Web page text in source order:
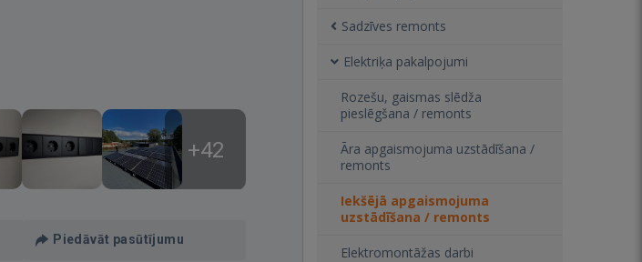
+42
Piedāvāt pasūtījumu
Sadzīves remonts
Elektriķa pakalpojumi
Rozešu, gaismas slēdža
pieslēgšana / remonts
Āra apgaismojuma uzstādīšana /
remonts
Iekšējā apgaismojuma
uzstādīšana / remonts
Elektromontāžas darbi